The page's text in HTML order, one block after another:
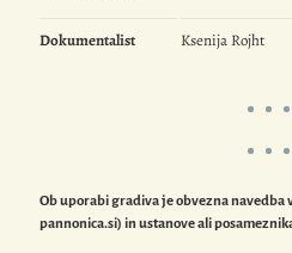
Dokumentalist Ksenija Rojht
Ob uporabi gradiva je obvezna navedba
pannonica.si) in ustanove ali